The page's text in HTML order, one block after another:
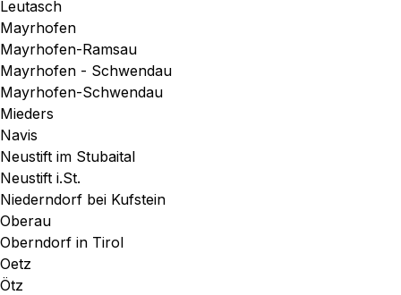
Leutasch
Mayrhofen
Mayrhofen-Ramsau
Mayrhofen - Schwendau
Mayrhofen-Schwendau
Mieders
Navis
Neustift im Stubaital
Neustift i.St.
Niederndorf bei Kufstein
Oberau
Oberndorf in Tirol
Oetz
Ötz